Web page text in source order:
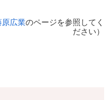
原広業のページを参照してく
ださい）